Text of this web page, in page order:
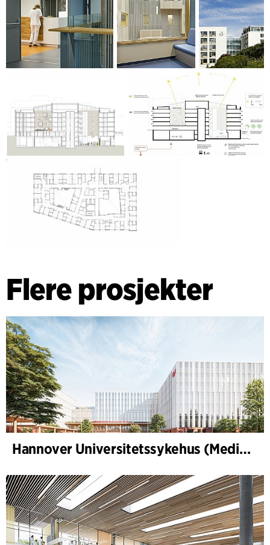
Flere prosjekter
Hannover Universitetssykehus (Medizinische Hochschule Hannover, MHH)